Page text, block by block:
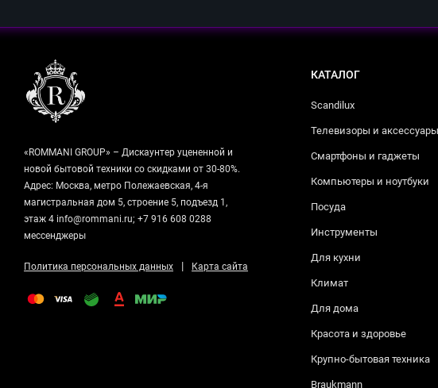
«ROMMANI GROUP» – Дискаунтер уцененной и
новой бытовой техники со скидками от 30-80%.
Адрес: Москва, метро Полежаевская, 4-я
магистральная дом 5, строение 5, подъезд 1,
этаж 4 info@rommani.ru; +7 916 608 0288
мессенджеры
Политика персональных данных | Карта сайта
КАТАЛОГ
Scandilux
Телевизоры и аксессуары
Смартфоны и гаджеты
Компьютеры и ноутбуки
Посуда
Инструменты
Для кухни
Климат
Для дома
Красота и здоровье
Крупно-бытовая техника
Braukmann